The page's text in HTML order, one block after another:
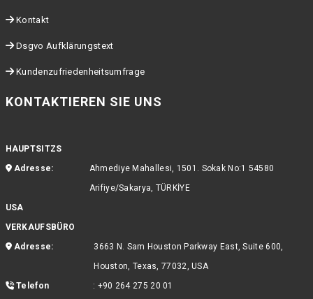
Kontakt
Dsgvo Aufklärungstext
Kundenzufriedenheitsumfrage
KONTAKTIEREN SIE UNS
HAUPTSITZS
Adresse:
Ahmediye Mahallesi, 1501. Sokak No:1 54580
Arifiye/Sakarya, TÜRKİYE
USA
VERKAUFSBÜRO
Adresse:
3663 N. Sam Houston Parkway East, Suite 600,
Houston, Texas, 77032, USA
Telefon
: +90 264 275 20 01